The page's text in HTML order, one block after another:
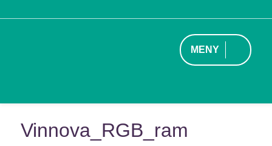
MENY
Vinnova_RGB_ram